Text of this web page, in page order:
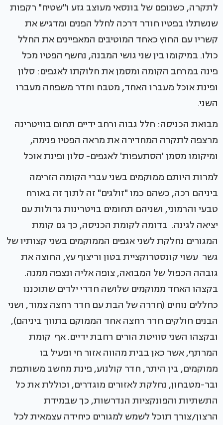
לתקרה, כשנופם של בונסאי מעוצב גזע ו"שטיח" רקפות
שנשתלו בפטיו חודר דרכה לחלל הפנים ומדגיש את
קשריו עם החוץ כאחד המוטיבים המאפיינים את החלל
כולו. במיקומו בין שני גושי המבנה, נחשף הפטיו מכל
פינה במרחב הקומה ומסמן את חלוקתו לאגפים: סלון
ופינת אוכל מעברו האחד, מטבח וחדר משפחה מעברו
השני.
מבואת הכניסה: חלל גבוה ורחב ידיים תחום בוויטרינה
מרצפה לתקרה המחדירה את מראה הפטיו פנימה,
ומיקומו מסמן 'הסתעפות' לאגפים- סלון ופינת אוכל
למרות היותם ממוקמים בשני עברי הקומה הזרימה
ביניהם רכה, כשהם כמו "זולגים" זה לתוך זה באורח
טבעי והרמוני, ושניהם תחומים בויטרינות גדולות עם
יציאה לגינה. בדומה לקומת הכניסה, כך גם קומת
המגורים נחלקת לשני אגפים הממוקמים בשני קצותיו של
גשר עשוי קונסטרוקציית בטון וריצוף עץ, החוצה את
גובהה הכפול של המבואה, צופה אליה ונצפה ממנה.
בקצהו האחד ממוקמים שלושה חדרי ילדים שתוכננו
כחללים נוחים (חדרה של הבת עם חדר רחצה צמוד, ושני
הבנים חולקים חדר רחצה אחד הממוקם בתווך ביניהם),
ובקצהו השני סוויטת הורים רחבת ידיים. אף קומת
המרתף, אשר כאן בבית מהווה אזור חי ופעיל בו
ממוקמים, בין היתר, חדר קולנוע, פינת מחשב משותפת
ובר-מטבחון, נחלקת לאזורים מוגדרים, וכוללת את כל
התשתיות והפונקציות הנדרשות, כך שבמידת
הרצון/צורך תוכל לשמש למגורים כיחידה עצמאית לכל